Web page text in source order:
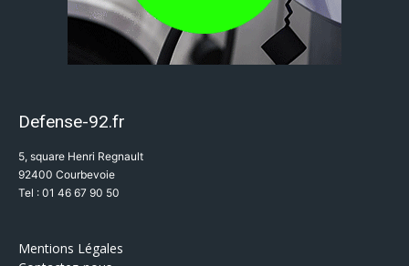
Defense-92.fr
5, square Henri Regnault
92400 Courbevoie
Tel : 01 46 67 90 50
Mentions Légales